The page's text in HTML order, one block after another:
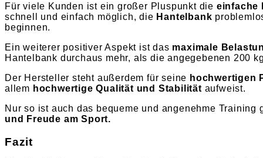
Für viele Kunden ist ein großer Pluspunkt die einfache
schnell und einfach möglich, die Hantelbank
beginnen.
Ein weiterer positiver Aspekt ist das maximale
Hantelbank durchaus mehr, als die angegebenen 200
Der Hersteller steht außerdem für seine hochwertigen
allem hochwertige Qualität und Stabilität aufweist.
Nur so ist auch das bequeme und angenehme
und Freude am Sport.
Fazit